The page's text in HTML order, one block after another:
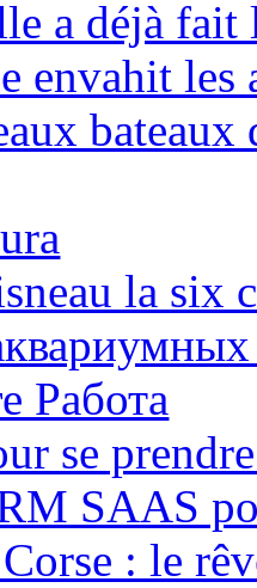
a déjà
envahit les
bateaux
la six
Работа
se
SAAS
: le